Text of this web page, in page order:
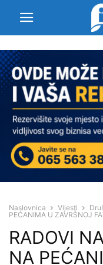
Naslovnica Vijesti
PEĆANIMA U ZAVRŠNOJ
RADOVI
NA